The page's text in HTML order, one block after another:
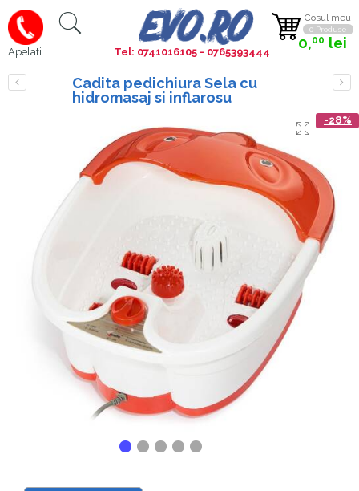
Apelati
Cosul meu
0 Produse
0,00 lei
Tel: 0741016105 - 0765393444
Cadita pedichiura Sela cu
hidromasaj si inflarosu
-28%